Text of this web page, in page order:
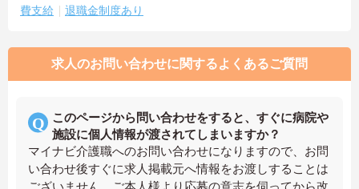
費支給
退職金制度あり
求人のお問い合わせに関するよくあるご質問
このページから問い合わせをすると、すぐに病院や
施設に個人情報が渡されてしまいますか？
マイナビ介護職へのお問い合わせになりますので、お問
い合わせ後すぐに求人掲載元へ情報をお渡しすることは